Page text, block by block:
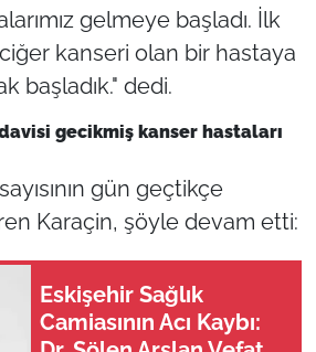
gelmeye başladı. İlk
kanseri olan bir hastaya
başladık." dedi.
gecikmiş kanser hastaları
gün geçtikçe
Karaçin, şöyle devam etti:
Eskişehir Sağlık
Camiasının Acı Kaybı: